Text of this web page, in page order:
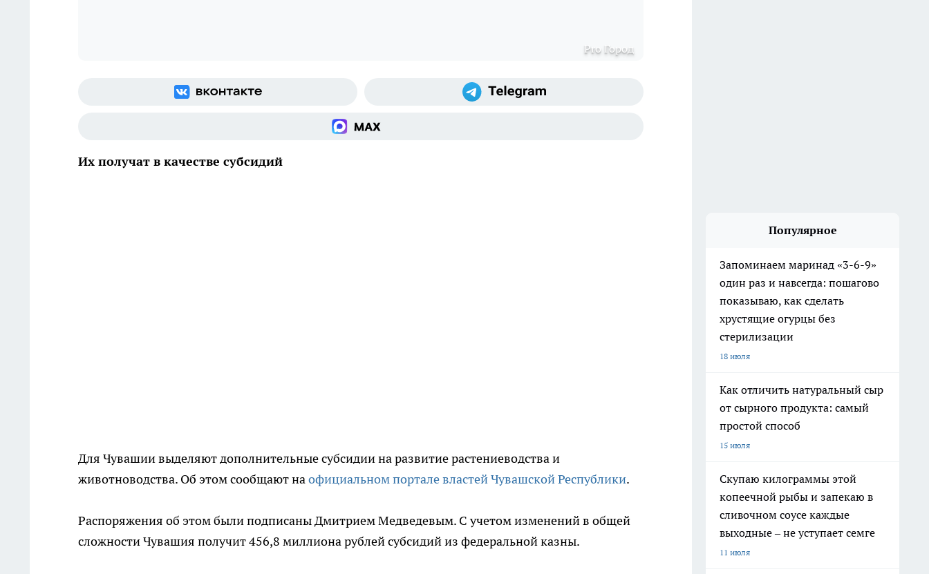
Pro Город
Их получат в качестве субсидий
Для Чувашии выделяют дополнительные субсидии на развитие растениеводства и
животноводства. Об этом сообщают наофициальном портале властей Чувашской Республики.
Распоряжения об этом были подписаны Дмитрием Медведевым. С учетом изменений в общей
сложности Чувашия получит 456,8 миллиона рублей субсидий из федеральной казны.
Популярное
Запоминаем маринад «3-6-9»
один раз и навсегда: пошагово
показываю, как сделать
хрустящие огурцы без
стерилизации
18 июля
Как отличить натуральный сыр
от сырного продукта: самый
простой способ
15 июля
Скупаю килограммы этой
копеечной рыбы и запекаю в
сливочном соусе каждые
выходные – не уступает семге
11 июля